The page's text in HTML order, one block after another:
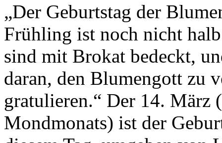
„Der Geburtstag der
Frühling ist noch nicht
sind mit Brokat bedeckt,
daran, den Blumengott zu
gratulieren.“ Der 14. März
Mondmonats) ist der